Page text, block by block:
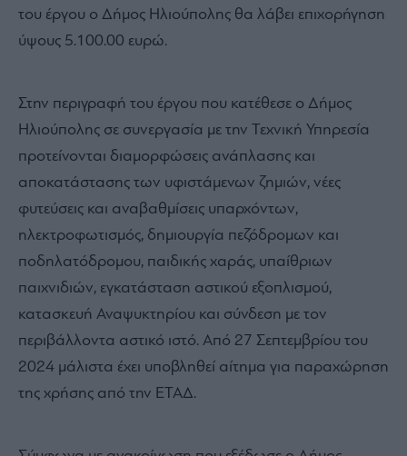
του έργου ο Δήμος Ηλιούπολης θα λάβει επιχορήγηση
ύψους 5.100.00 ευρώ.
Στην περιγραφή του έργου που κατέθεσε ο Δήμος
Ηλιούπολης σε συνεργασία με την Τεχνική Υπηρεσία
προτείνονται διαμορφώσεις ανάπλασης και
αποκατάστασης των υφιστάμενων ζημιών, νέες
φυτεύσεις και αναβαθμίσεις υπαρχόντων,
ηλεκτροφωτισμός, δημιουργία πεζόδρομων και
ποδηλατόδρομου, παιδικής χαράς, υπαίθριων
παιχνιδιών, εγκατάσταση αστικού εξοπλισμού,
κατασκευή Αναψυκτηρίου και σύνδεση με τον
περιβάλλοντα αστικό ιστό. Από 27 Σεπτεμβρίου του
2024 μάλιστα έχει υποβληθεί αίτημα για παραχώρηση
της χρήσης από την ΕΤΑΔ.